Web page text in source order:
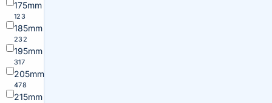
175mm
123
185mm
232
195mm
317
205mm
478
215mm